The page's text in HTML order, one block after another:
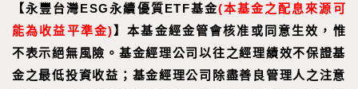
【永豐台灣ESG永續優質ETF基金(本基金之配息來源可
能為收益平準金)】本基金經金管會核准或同意生效，惟
不表示絕無風險。基金經理公司以往之經理績效不保證基
金之最低投資收益；基金經理公司除盡善良管理人之注意